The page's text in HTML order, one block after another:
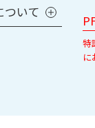
ついて
特
に